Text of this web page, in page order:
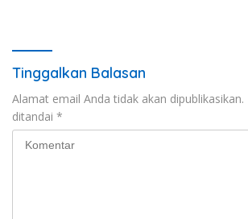
Tinggalkan Balasan
Alamat email Anda tidak akan dipublikasikan.
ditandai *